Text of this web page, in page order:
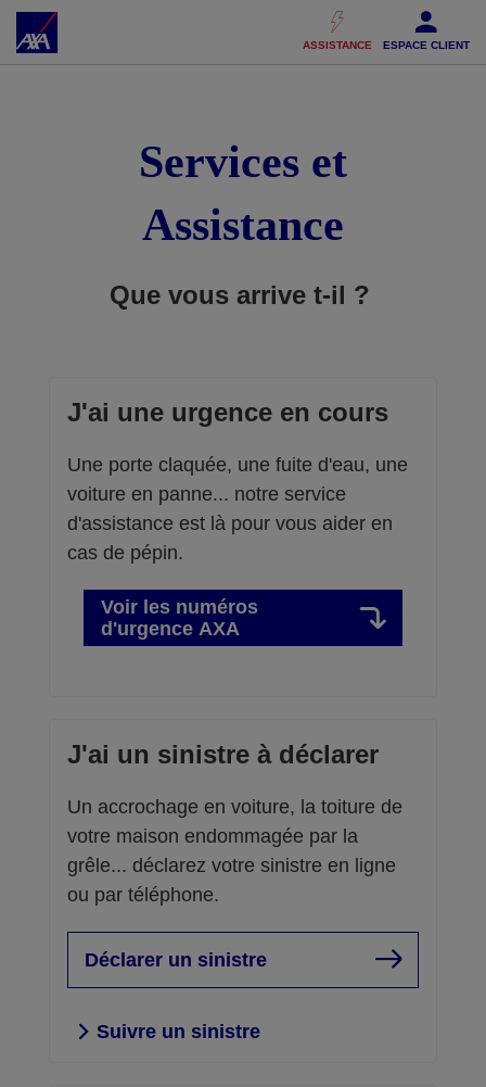
Accéder au Contenu Accéder au Pied de page
ASSISTANCE ESPACE CLIENT
Services et
Assistance
Que vous arrive t-il ?
J'ai une urgence en cours
Une porte claquée, une fuite d'eau, une
voiture en panne... notre service
d'assistance est là pour vous aider en
cas de pépin.
Voir les numéros
d'urgence AXA
J'ai un sinistre à déclarer
Un accrochage en voiture, la toiture de
votre maison endommagée par la
grêle... déclarez votre sinistre en ligne
ou par téléphone.
Déclarer un sinistre
Suivre un sinistre